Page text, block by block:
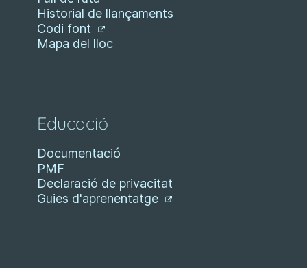
Historial de llançaments
Codi font
Mapa del lloc
Educació
Documentació
PMF
Declaració de privacitat
Guies d'aprenentatge